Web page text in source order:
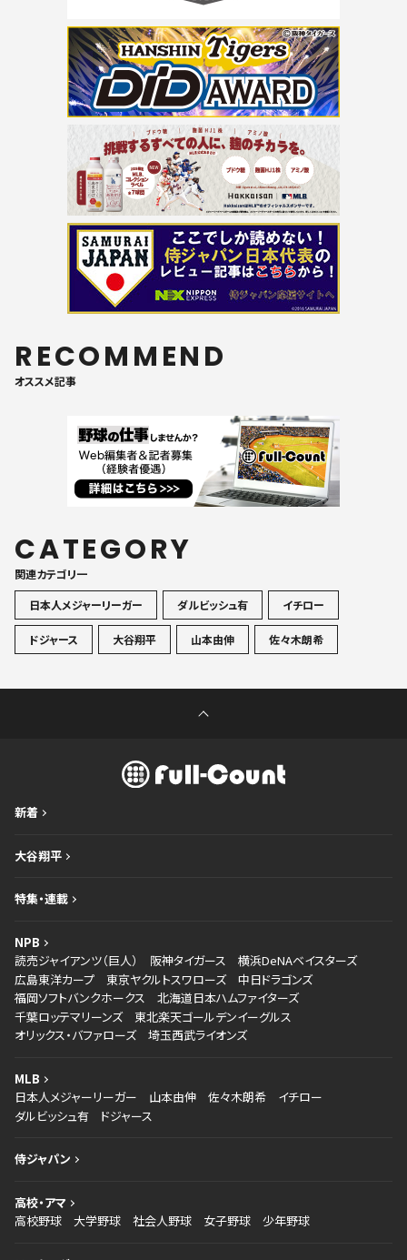
RECOMMEND
オススメ記事
CATEGORY
関連カテゴリ一
日本人メジャーリーガー
ダルビッシュ有 イチロー
ドジャース 大谷翔平 山本由伸 佐々木朗希
新着
大谷翔平
特集・連載
NPB
読売ジャイアンツ（巨人）
阪神タイガース
横浜DeNAベイスターズ
広島東洋カープ
東京ヤクルトスワローズ
中日ドラゴンズ
福岡ソフトバンクホークス
北海道日本ハムファイターズ
千葉ロッテマリーンズ
東北楽天ゴールデンイーグルス
オリックス・バファローズ
埼玉西武ライオンズ
MLB
日本人メジャーリーガー
山本由伸 佐々木朗希
イチロー
ダルビッシュ有
ドジャース
侍ジャパン
高校・アマ
高校野球
大学野球 社会人野球 女子野球 少年野球